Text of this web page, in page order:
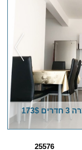
בת ים דירת גן להשכרה לתקופה קצרה 3 חדרים 173$
25576